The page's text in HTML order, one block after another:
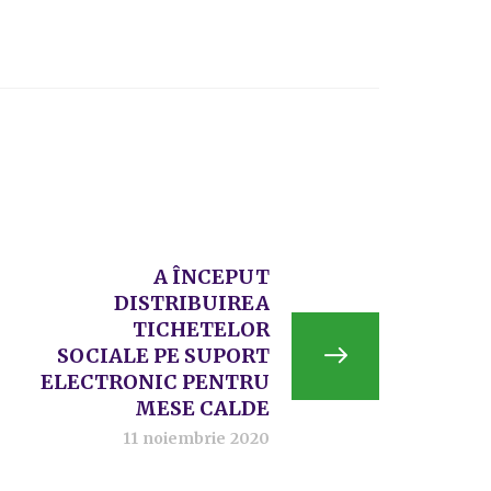
A ÎNCEPUT
DISTRIBUIREA
TICHETELOR
SOCIALE PE SUPORT
ELECTRONIC PENTRU
MESE CALDE
11 noiembrie 2020